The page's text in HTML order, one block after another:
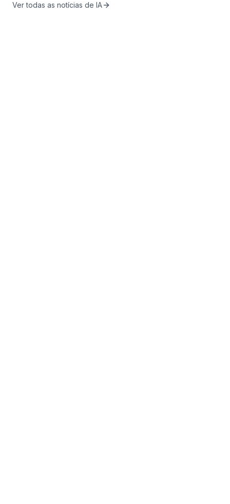
Ver todas as notícias de IA